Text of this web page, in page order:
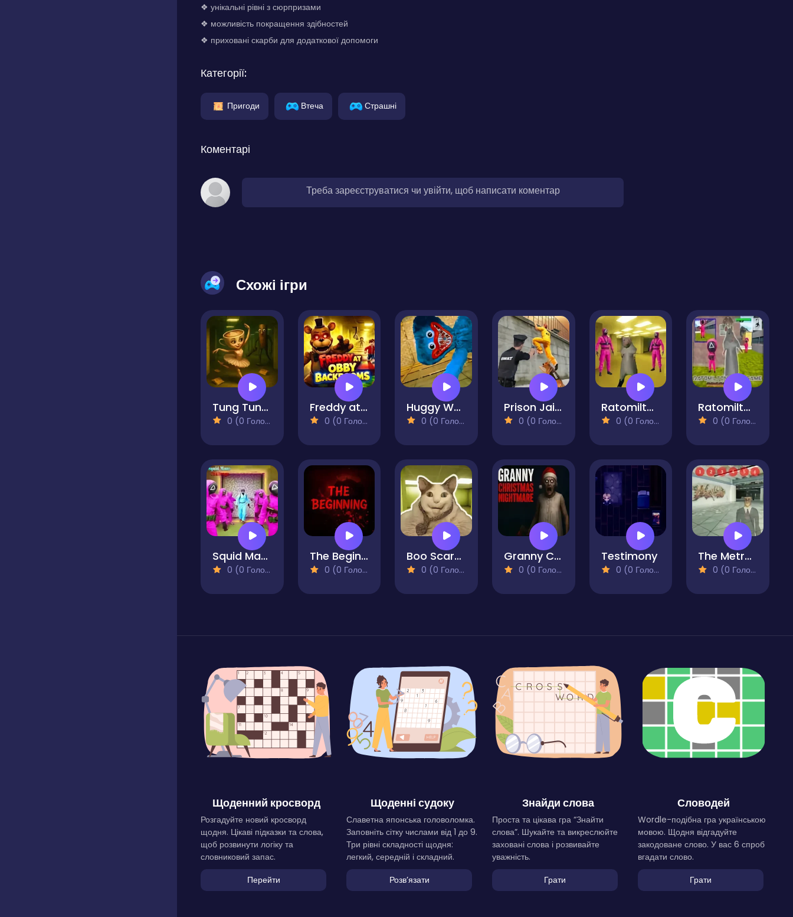
❖ унікальні рівні з сюрпризами
❖ можливість покращення здібностей
❖ приховані скарби для додаткової допомоги
Категорії:
Пригоди Втеча Страшні
Коментарі
Треба зареєструватися чи увійти, щоб написати коментар
Схожі ігри
Tung Tung Sahur at Backrooms
0 (0 Голосів)
Freddy at Obby Backrooms
0 (0 Голосів)
Huggy Wuggy - Guess the right door
0 (0 Голосів)
Prison Jail Escaping Game
0 (0 Голосів)
Ratomilton at Squid Game Backrooms
0 (0 Голосів)
Ratomilton Squid Game Prison Escape
0 (0 Голосів)
Squid Maze Challenge
0 (0 Голосів)
The Beginning
0 (0 Голосів)
Boo Scared? Escape from Backrooms
0 (0 Голосів)
Granny Christmas Nightmare
0 (0 Голосів)
Testimony
0 (0 Голосів)
The Metro Anomaly
0 (0 Голосів)
Щоденний кросворд
Розгадуйте новий кросворд
щодня. Цікаві підказки та слова,
щоб розвинути логіку та
словниковий запас.
Перейти
Щоденні судоку
Славетна японська головоломка.
Заповніть сітку числами від 1 до 9.
Три рівні складності щодня:
легкий, середній і складний.
Розвʼязати
Знайди слова
Проста та цікава гра “Знайти
слова”. Шукайте та викреслюйте
заховані слова і розвивайте
уважність.
Грати
Словодей
Wordle-подібна гра українською
мовою. Щодня відгадуйте
закодоване слово. У вас 6 спроб
вгадати слово.
Грати